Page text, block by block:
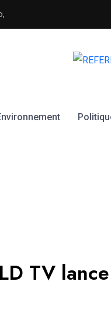
TV